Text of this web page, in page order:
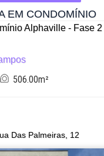
EM CONDOMÍNIO
Alphaville - Fase 2
506.00m²
Das Palmeiras, 12